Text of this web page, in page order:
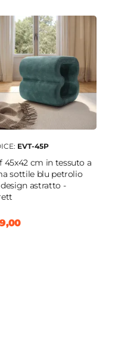
EVT-45P
45x42 cm in tessuto a
sottile blu petrolio
astratto -